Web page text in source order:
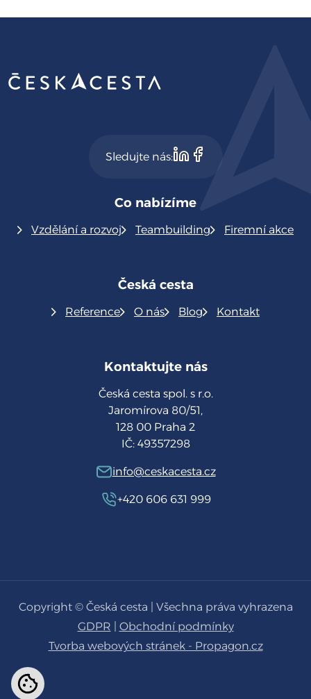
Sledujte nás:
Co nabízíme
Vzdělání a rozvoj Teambuilding Firemní akce
Česká cesta
Reference O nás Blog Kontakt
Kontaktujte nás
Česká cesta spol. s r.o.
Jaromírova 80/51,
128 00 Praha 2
IČ: 49357298
info@ceskacesta.cz
+420 606 631 999
Copyright © Česká cesta | Všechna práva vyhrazena
GDPR
Obchodní podmínky
Tvorba webových stránek - Propagon.cz